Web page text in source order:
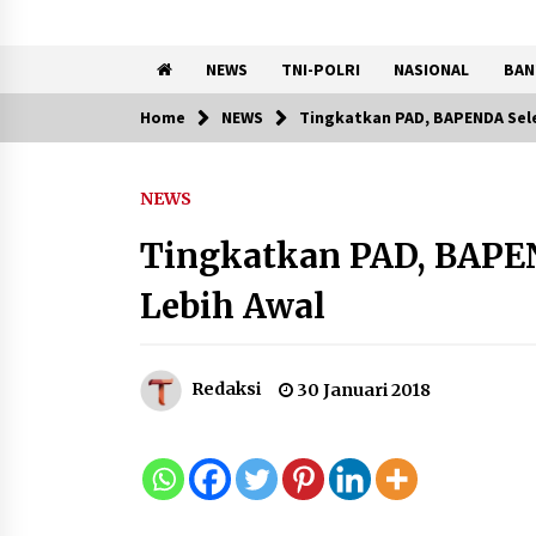
NEWS TNI-POLRI NASIONAL
Trending Now
Siap Hadirkan Pengalaman
Beyond the Game
8 Agustus 2026
Teknis Abdul Muis
8 Agustus 2026
Home NEWS Tingkatkan PAD, BAPENDA
NEWS
Tingkatkan PAD,
Lebih Awal
Redaksi 30 Januari 2018